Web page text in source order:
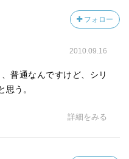
フォロー
2010.09.16
普通なんですけど、シリ
思う。
詳細をみる